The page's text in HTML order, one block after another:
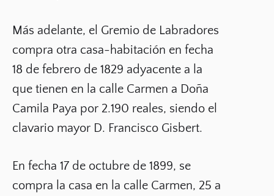
Más adelante, el Gremio de Labradores
compra otra casa-habitación en fecha
18 de febrero de 1829 adyacente a la
que tienen en la calle Carmen a Doña
Camila Paya por 2.190 reales, siendo el
clavario mayor D. Francisco Gisbert.
En fecha 17 de octubre de 1899, se
compra la casa en la calle Carmen, 25 a